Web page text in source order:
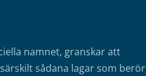
namnet, granskar att
sådana lagar som berör